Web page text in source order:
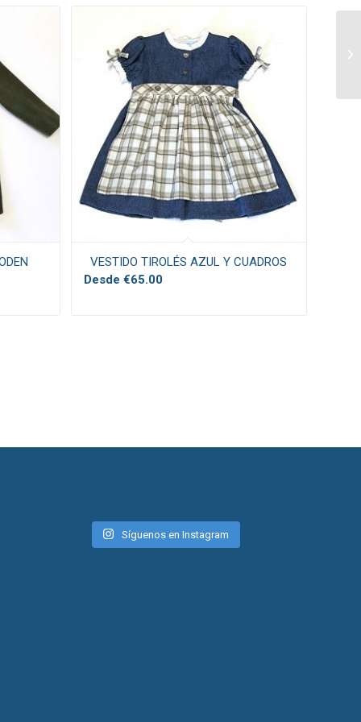
VESTIDO TIROLÉS AZUL Y CUADROS
Desde €65.00
Síguenos en Instagram